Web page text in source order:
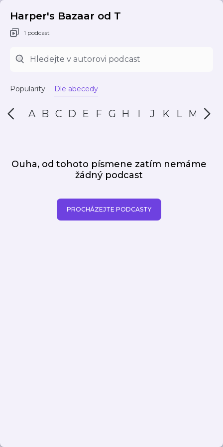
Harper's Bazaar od T
1 podcast
Popularity Dle abecedy
A B C D E F G H I J K L M N
Ouha, od tohoto písmene zatím nemáme
žádný podcast
PROCHÁZEJTE PODCASTY